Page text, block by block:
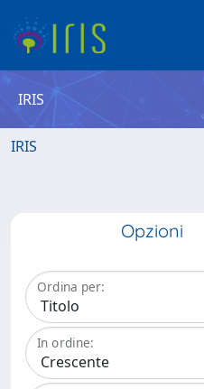
IRIS
IRIS
Opzioni
Ordina per:
In ordine: